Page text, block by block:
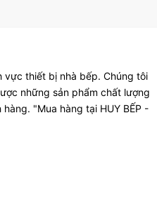
vực thiết bị nhà bếp. Chúng tôi
những sản phẩm chất lượng
"Mua hàng tại HUY BẾP -